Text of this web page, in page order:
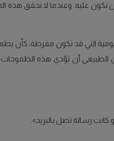
نكون عليه. وعندما لا نحقق هذه
التي قد تكون مفرطة. كأن
الطبيعي أن تؤدي هذه الطموحات
رسالة تصل بالبريد».